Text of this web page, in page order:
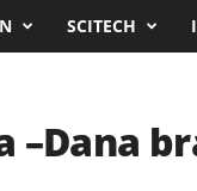
SCITECH
–Dana